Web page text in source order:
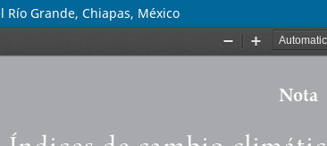
Río Grande, Chiapas, México